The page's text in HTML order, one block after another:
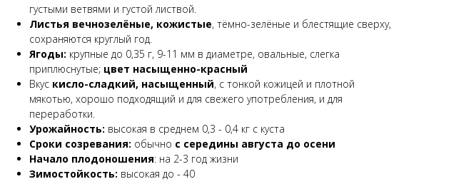
густыми ветвями и густой листвой.
Листья вечнозелёные, кожистые, тёмно-зелёные и блестящие сверху,
сохраняются круглый год.
Ягоды: крупные до 0,35 г, 9-11 мм в диаметре, овальные, слегка
приплюснутые; цвет насыщенно-красный
Вкус кисло-сладкий, насыщенный, с тонкой кожицей и плотной
мякотью, хорошо подходящий и для свежего употребления, и для
переработки.
Урожайность: высокая в среднем 0,3 - 0,4 кг с куста
Сроки созревания: обычно с середины августа до осени
Начало плодоношения: на 2-3 год жизни
Зимостойкость: высокая до - 40